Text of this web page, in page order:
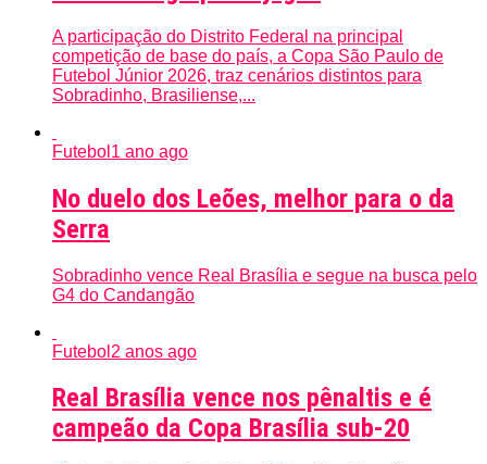
A participação do Distrito Federal na principal
competição de base do país, a Copa São Paulo de
Futebol Júnior 2026, traz cenários distintos para
Sobradinho, Brasiliense,...
Futebol 1 ano ago
No duelo dos Leões, melhor para o da
Serra
Sobradinho vence Real Brasília e segue na busca pelo
G4 do Candangão
Futebol 2 anos ago
Real Brasília vence nos pênaltis e é
campeão da Copa Brasília sub-20